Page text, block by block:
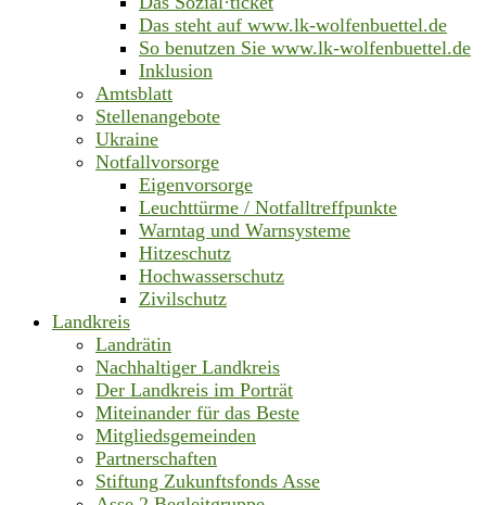
Das steht auf www.lk-wolfenbuettel.de
So benutzen Sie www.lk-wolfenbuettel.de
Inklusion
Amtsblatt
Stellenangebote
Ukraine
Notfallvorsorge
Eigenvorsorge
Leuchttürme / Notfalltreffpunkte
Warntag und Warnsysteme
Hitzeschutz
Hochwasserschutz
Zivilschutz
Landkreis
Landrätin
Nachhaltiger Landkreis
Der Landkreis im Porträt
Miteinander für das Beste
Mitgliedsgemeinden
Partnerschaften
Stiftung Zukunftsfonds Asse